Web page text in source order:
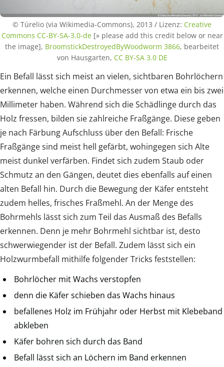
© Túrelio (via Wikimedia-Commons), 2013 / Lizenz: Creative
Commons CC-BY-SA-3.0-de[» please add this credit below or near
the image], BroomstickDestroyedByWoodworm 3866, bearbeitet
von Hausgarten, CC BY-SA 3.0 DE
Ein Befall lässt sich meist an vielen, sichtbaren Bohrlöchern
erkennen, welche einen Durchmesser von etwa ein bis zwei
Millimeter haben. Während sich die Schädlinge durch das
Holz fressen, bilden sie zahlreiche Fraßgänge. Diese geben
je nach Färbung Aufschluss über den Befall: Frische
Fraßgänge sind meist hell gefärbt, wohingegen sich Alte
meist dunkel verfärben. Findet sich zudem Staub oder
Schmutz an den Gängen, deutet dies ebenfalls auf einen
alten Befall hin. Durch die Bewegung der Käfer entsteht
zudem helles, frisches Fraßmehl. An der Menge des
Bohrmehls lässt sich zum Teil das Ausmaß des Befalls
erkennen. Denn je mehr Bohrmehl sichtbar ist, desto
schwerwiegender ist der Befall. Zudem lässt sich ein
Holzwurmbefall mithilfe folgender Tricks feststellen:
Bohrlöcher mit Wachs verstopfen
denn die Käfer schieben das Wachs hinaus
befallenes Holz im Frühjahr oder Herbst mit Klebeband
abkleben
Käfer bohren sich durch das Band
Befall lässt sich an Löchern im Band erkennen